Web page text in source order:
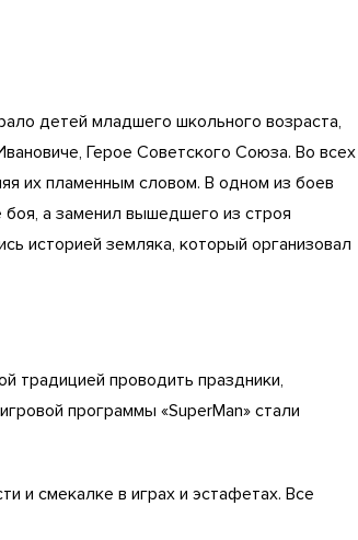
детей младшего школьного возраста,
Герое Советского Союза. Во всех
их пламенным словом. В одном из боев
а заменил вышедшего из строя
историей земляка, который организовал
традицией проводить праздники,
программы «SuperMan» стали
и смекалке в играх и эстафетах. Все